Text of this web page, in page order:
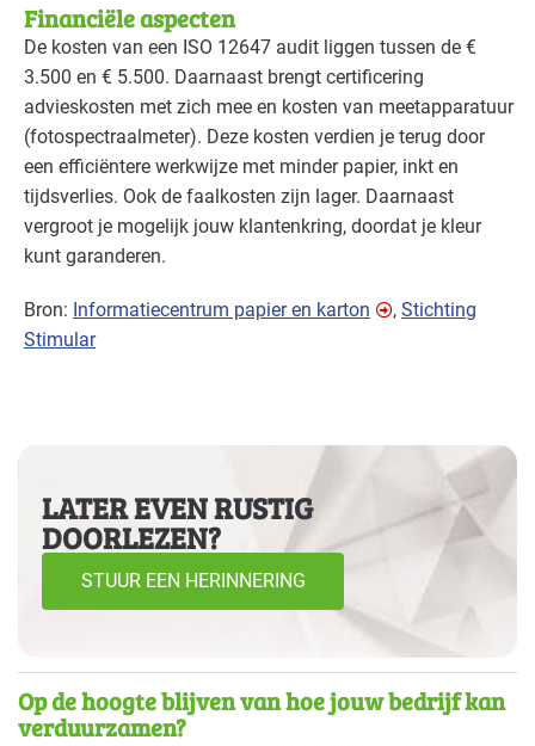
Financiële aspecten
De kosten van een ISO 12647 audit liggen tussen de €
3.500 en € 5.500. Daarnaast brengt certificering
advieskosten met zich mee en kosten van meetapparatuur
(fotospectraalmeter). Deze kosten verdien je terug door
een efficiëntere werkwijze met minder papier, inkt en
tijdsverlies. Ook de faalkosten zijn lager. Daarnaast
vergroot je mogelijk jouw klantenkring, doordat je kleur
kunt garanderen.
Bron: Informatiecentrum papier en karton , Stichting
Stimular
LATER EVEN RUSTIG
DOORLEZEN?
STUUR EEN HERINNERING
Op de hoogte blijven van hoe jouw bedrijf kan
verduurzamen?